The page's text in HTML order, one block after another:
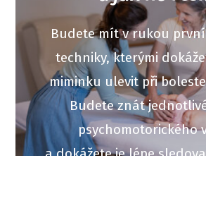
Budete mít v rukou
techniky, kterými
miminku ulevit při
Budete znát
psychomotorického
a dokážete je lépe